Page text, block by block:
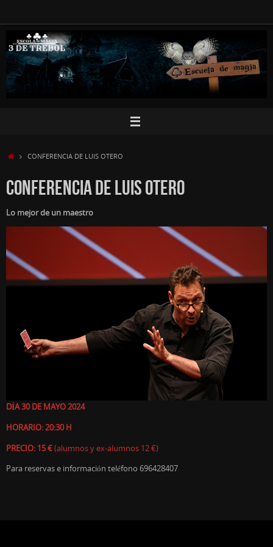
contenido
INICIOCONFERENCIA DE LUIS OTERO
CONFERENCIA DE LUIS OTERO
Lo mejor de un maestro
DÍA 30 DE MAYO 2024
HORARIO: 20:30 H
PRECIO: 15 €(alumnos y ex-alumnos 12 €)
Para reservas e información teléfono 696428407